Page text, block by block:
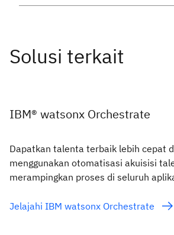
IBM® watsonx Orchestrate
Dapatkan talenta terbaik lebih cepat
menggunakan otomatisasi akuisisi
merampingkan proses di seluruh
Jelajahi IBM watsonx Orchestrate